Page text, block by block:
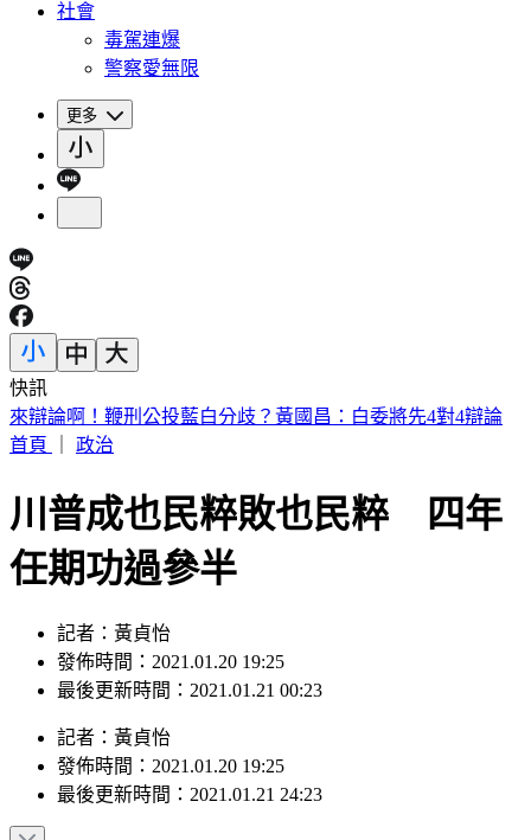
社會
毒駕連爆
警察愛無限
更多
快訊
日媒爆養樂多中壢廠蟑螂孳生＋職場霸凌 衛生局稽查結果曝
首頁
政治
川普成也民粹敗也民粹 四年
任期功過參半
記者：黃貞怡
發佈時間：2021.01.20 19:25
最後更新時間：2021.01.21 00:23
記者 ： 黃貞怡
發佈時間： 2021.01.20 19:25
最後更新時間： 2021.01.21 24:23